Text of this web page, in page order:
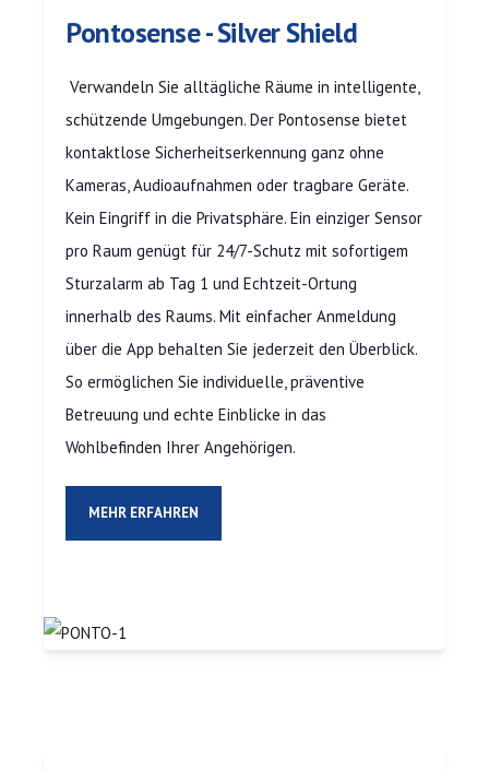
Pontosense - Silver Shield
Verwandeln Sie alltägliche Räume in intelligente,
schützende Umgebungen. Der Pontosense bietet
kontaktlose Sicherheitserkennung ganz ohne
Kameras, Audioaufnahmen oder tragbare Geräte.
Kein Eingriff in die Privatsphäre. Ein einziger Sensor
pro Raum genügt für 24/7-Schutz mit sofortigem
Sturzalarm ab Tag 1 und Echtzeit-Ortung
innerhalb des Raums. Mit einfacher Anmeldung
über die App behalten Sie jederzeit den Überblick.
So ermöglichen Sie individuelle, präventive
Betreuung und echte Einblicke in das
Wohlbefinden Ihrer Angehörigen.
MEHR ERFAHREN